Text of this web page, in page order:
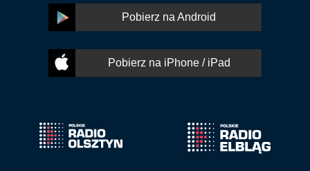
Pobierz na Android
Pobierz na iPhone / iPad